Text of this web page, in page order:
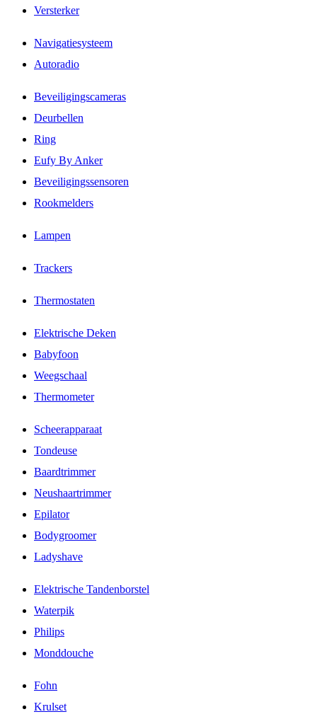
Versterker
Navigatiesysteem
Autoradio
Beveiligingscameras
Deurbellen
Ring
Eufy By Anker
Beveiligingssensoren
Rookmelders
Lampen
Trackers
Thermostaten
Elektrische Deken
Babyfoon
Weegschaal
Thermometer
Scheerapparaat
Tondeuse
Baardtrimmer
Neushaartrimmer
Epilator
Bodygroomer
Ladyshave
Elektrische Tandenborstel
Waterpik
Philips
Monddouche
Fohn
Krulset